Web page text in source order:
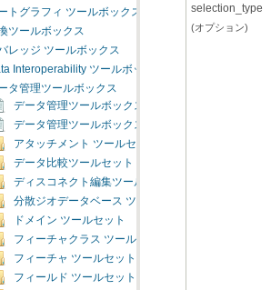
トグラフィ ツールボックス
ツールボックス
レッジ ツールボックス
Interoperability ツールボックス
タ管理ツールボックス
データ管理ツールボックスの概要
データ管理ツールボックスのライセンス
アタッチメント ツールセット
データ比較ツールセット
ディスコネクト編集ツールセット
分散ジオデータベース ツールセット
ドメイン ツールセット
フィーチャクラス ツールセット
フィーチャ ツールセット
フィールド ツールセット
selection_type
(オプション)